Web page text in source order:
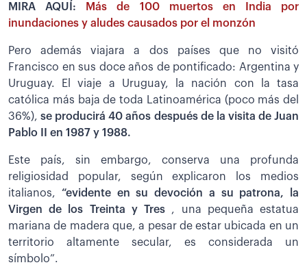
MIRA AQUÍ:
Más de 100 muertos en India por
inundaciones y aludes causados por el monzón
Pero además viajara a dos países que no visitó
Francisco en sus doce años de pontificado: Argentina y
Uruguay. El viaje a Uruguay, la nación con la tasa
católica más baja de toda Latinoamérica (poco más del
36%),se producirá 40 años después de la visita de Juan
Pablo II en 1987 y 1988.
Este país, sin embargo, conserva una profunda
religiosidad popular, según explicaron los medios
italianos, “evidente en su devoción a su patrona, la
Virgen de los Treinta y Tres , una pequeña estatua
mariana de madera que, a pesar de estar ubicada en un
territorio altamente secular, es considerada un
símbolo”.